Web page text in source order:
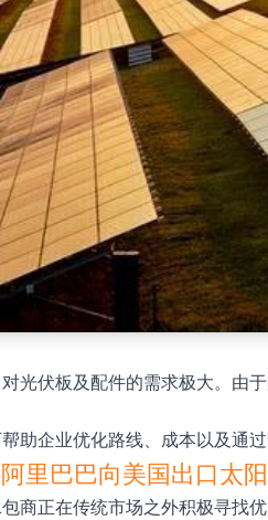
光伏板及配件的需求极大。由
助企业优化路线、成本以及通
里巴巴向美国出口太
商正在传统市场之外积极寻找